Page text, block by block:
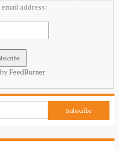
address:
FeedBurner